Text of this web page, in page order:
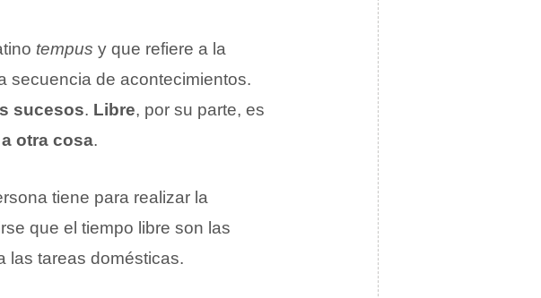
tempus y que refiere a la
secuencia de acontecimientos.
sucesos. Libre, por su parte, es
otra cosa.
tiene para realizar la
que el tiempo libre son las
las tareas domésticas.